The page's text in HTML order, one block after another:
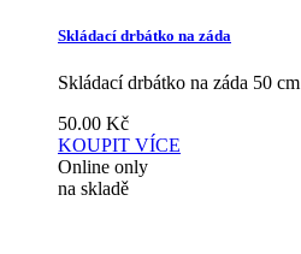
Skládací drbátko na záda
Skládací drbátko na záda 50 cm
50.00 Kč
KOUPIT VÍCE
Online only
na skladě